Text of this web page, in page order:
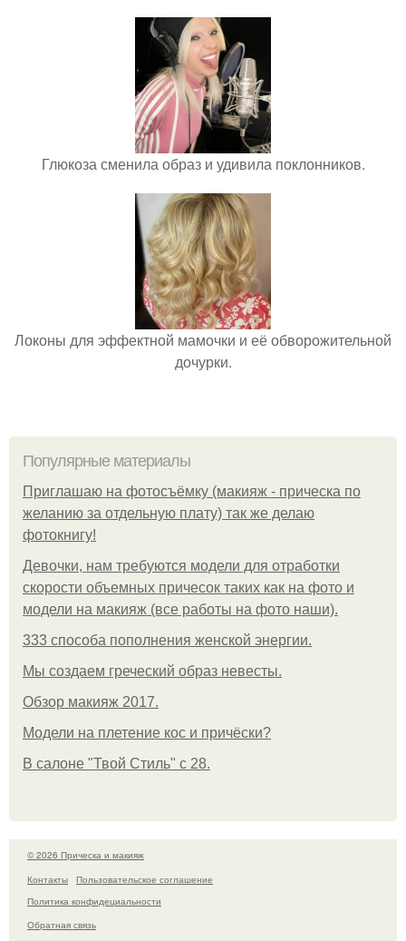
Глюкоза сменила образ и удивила поклонников.
Локоны для эффектной мамочки и её обворожительной
дочурки.
Популярные материалы
Приглашаю на фотосъёмку (макияж - прическа по
желанию за отдельную плату) так же делаю
фотокнигу!
Девочки, нам требуются модели для отработки
скорости объемных причесок таких как на фото и
модели на макияж (все работы на фото наши).
333 способа пополнения женской энергии.
Мы создаем греческий образ невесты.
Обзор макияж 2017.
Модели на плетение кос и причёски?
В салоне "Твой Стиль" с 28.
© 2026 Прическа и макияж
Контакты
Пользовательское соглашение
Политика конфидециальности
Обратная связь